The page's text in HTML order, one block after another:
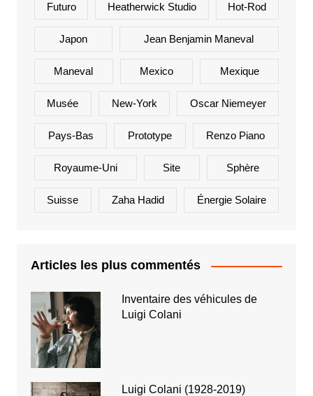
Futuro Heatherwick Studio Hot-Rod
Japon Jean Benjamin Maneval
Maneval Mexico Mexique
Musée New-York Oscar Niemeyer
Pays-Bas Prototype Renzo Piano
Royaume-Uni Site Sphère
Suisse Zaha Hadid Énergie Solaire
Articles les plus commentés
Inventaire des véhicules de
Luigi Colani
Luigi Colani (1928-2019)